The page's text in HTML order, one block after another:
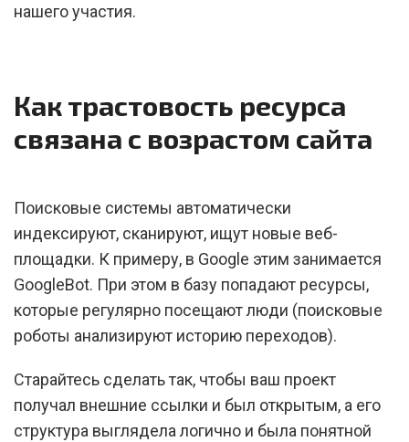
нашего участия.
Как трастовость ресурса
связана с возрастом сайта
Поисковые системы автоматически
индексируют, сканируют, ищут новые веб-
площадки. К примеру, в Google этим занимается
GoogleBot. При этом в базу попадают ресурсы,
которые регулярно посещают люди (поисковые
роботы анализируют историю переходов).
Старайтесь сделать так, чтобы ваш проект
получал внешние ссылки и был открытым, а его
структура выглядела логично и была понятной